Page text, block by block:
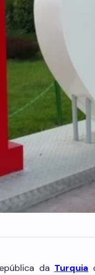
da Turquia